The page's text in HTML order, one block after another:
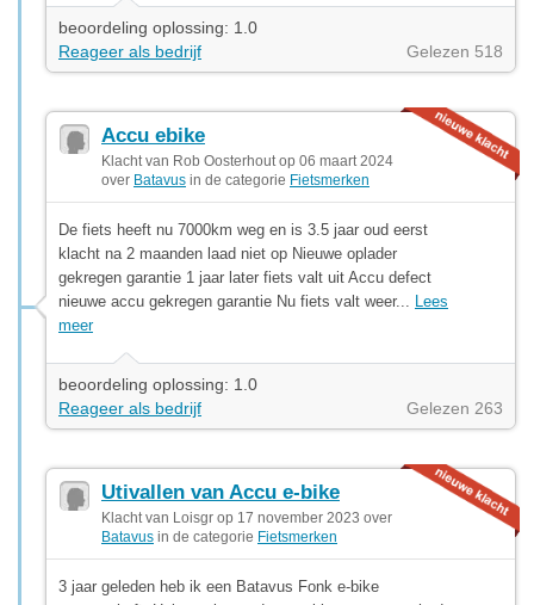
beoordeling oplossing: 1.0
Reageer als bedrijf
Gelezen 518
Accu ebike
Klacht van Rob Oosterhout op 06 maart 2024
over Batavus in de categorie Fietsmerken
De fiets heeft nu 7000km weg en is 3.5 jaar oud eerst
klacht na 2 maanden laad niet op Nieuwe oplader
gekregen garantie 1 jaar later fiets valt uit Accu defect
nieuwe accu gekregen garantie Nu fiets valt weer... Lees
meer
beoordeling oplossing: 1.0
Reageer als bedrijf
Gelezen 263
Utivallen van Accu e-bike
Klacht van Loisgr op 17 november 2023 over
Batavus in de categorie Fietsmerken
3 jaar geleden heb ik een Batavus Fonk e-bike